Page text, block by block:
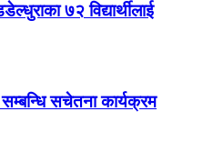
७२ विद्यार्थीलाई
सम्बन्धि सचेतना कार्यक्रम